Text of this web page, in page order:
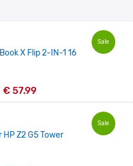
Sale
X Flip 2-IN-1 16
€ 57.99
Sale
Z2 G5 Tower